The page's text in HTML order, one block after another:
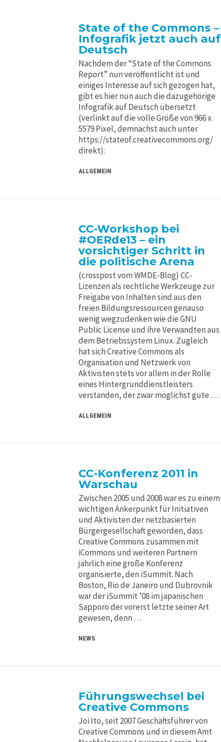
State of the Commons –
Infografik jetzt auch auf
Deutsch
Nachdem der “State of the Commons
Report” nun veröffentlicht ist und
einiges Interesse auf sich gezogen hat,
gibt es hier nun auch die dazugehörige
Infografik auf Deutsch übersetzt
(verlinkt auf die volle Größe von 966 x
5579 Pixel, demnächst auch unter
https://stateof.creativecommons.org/
direkt):
ALLGEMEIN
CC-Workshop bei
#OERde13 – ein
vorsichtiger Schritt in
die politische Arena
(crosspost vom WMDE-Blog) CC-
Lizenzen als rechtliche Werkzeuge zur
Freigabe von Inhalten sind aus den
freien Bildungsressourcen genauso
wenig wegzudenken wie die GNU
Public License und ihre Verwandten aus
dem Betriebssystem Linux. Zugleich
hat sich Creative Commons als
Organisation und Netzwerk von
Aktivisten stets vor allem in der Rolle
eines Hintergrunddienstleisters
verstanden, der zwar möglichst gute …
ALLGEMEIN
CC-Konferenz 2011 in
Warschau
Zwischen 2005 und 2008 war es zu einem
wichtigen Ankerpunkt für Initiativen
und Aktivisten der netzbasierten
Bürgergesellschaft geworden, dass
Creative Commons zusammen mit
iCommons und weiteren Partnern
jährlich eine große Konferenz
organisierte, den iSummit. Nach
Boston, Rio de Janeiro und Dubrovnik
war der iSummit ’08 im japanischen
Sapporo der vorerst letzte seiner Art
gewesen, denn …
NEWS
Führungswechsel bei
Creative Commons
Joi Ito, seit 2007 Geschäftsführer von
Creative Commons und in diesem Amt